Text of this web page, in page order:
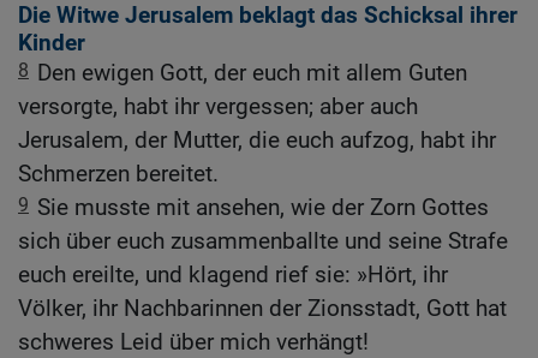
Die Witwe Jerusalem beklagt das Schicksal ihrer
Kinder
8 Den ewigen Gott, der euch mit allem Guten
versorgte, habt ihr vergessen; aber auch
Jerusalem, der Mutter, die euch aufzog, habt ihr
Schmerzen bereitet.
9 Sie musste mit ansehen, wie der Zorn Gottes
sich über euch zusammenballte und seine Strafe
euch ereilte, und klagend rief sie: »Hört, ihr
Völker, ihr Nachbarinnen der Zionsstadt, Gott hat
schweres Leid über mich verhängt!